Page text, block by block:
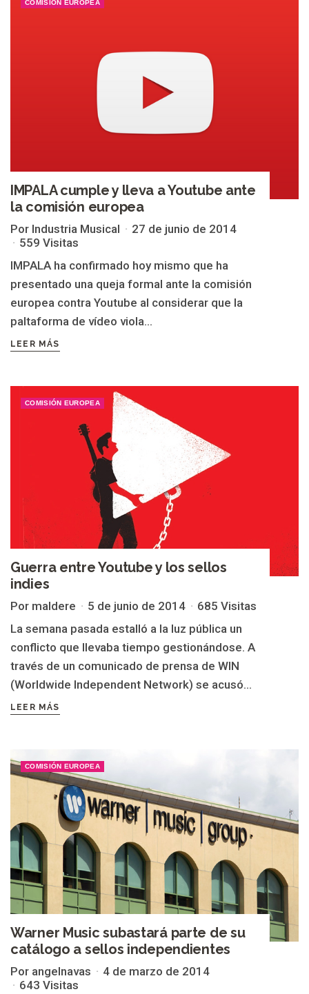
COMISIÓN EUROPEA
IMPALA cumple y lleva a Youtube ante
la comisión europea
Por Industria Musical
27 de junio de 2014
559 Visitas
IMPALA ha confirmado hoy mismo que ha
presentado una queja formal ante la comisión
europea contra Youtube al considerar que la
paltaforma de vídeo viola...
LEER MÁS
COMISIÓN EUROPEA
Guerra entre Youtube y los sellos
indies
Por maldere 5 de junio de 2014
685 Visitas
La semana pasada estalló a la luz pública un
conflicto que llevaba tiempo gestionándose. A
través de un comunicado de prensa de WIN
(Worldwide Independent Network) se acusó...
LEER MÁS
COMISIÓN EUROPEA
Warner Music subastará parte de su
catálogo a sellos independientes
Por angelnavas
4 de marzo de 2014
643 Visitas